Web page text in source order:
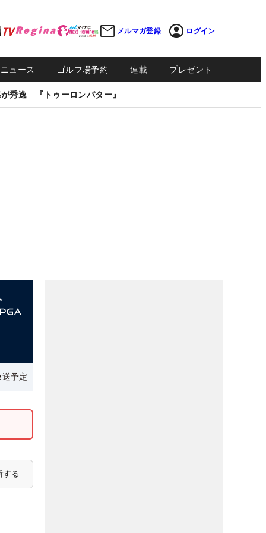
メルマガ登録 ログイン
ュース ゴルフ場予約 連載 プレゼント
秀逸 『トゥーロンパター』
予定
する